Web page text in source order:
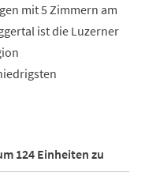
mit 5 Zimmern am
ist die Luzerner
124 Einheiten zu